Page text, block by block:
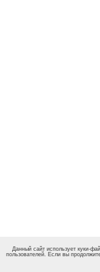
Данный сайт использует куки-
пользователей. Если вы